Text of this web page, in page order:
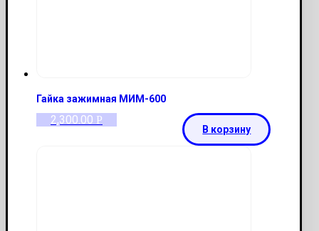
Гайка зажимная МИМ-600
2,300.00 Р
В корзину